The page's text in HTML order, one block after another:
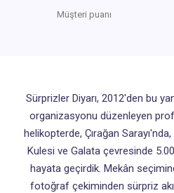
Müşteri puanı
Sürprizler Diyarı, 2012'den bu
organizasyonu düzenleyen
helikopterde, Çırağan
Kulesi ve Galata çevresinde
hayata geçirdik. Mekân
fotoğraf çekiminden sürpriz